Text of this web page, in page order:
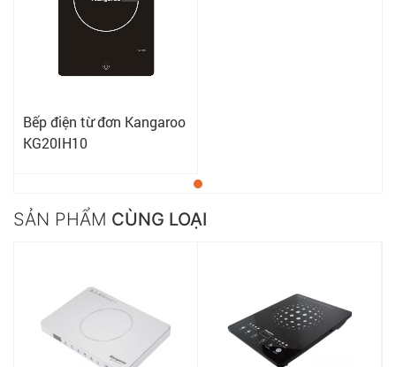
Bếp điện từ đơn Kangaroo
KG20IH10
SẢN PHẨM CÙNG LOẠI